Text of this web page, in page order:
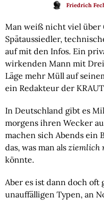
Friedrich
Man weiß nicht viel über
Spätaussiedler,
auf mit den Infos. Ein
wirkenden Mann mit
Läge mehr Müll auf
ein Redakteur der
In Deutschland gibt es
morgens ihren Wecker
machen sich Abends ein
das, was man als ziemlich
könnte.
Aber es ist dann doch oft
unauffälligen Typen, an